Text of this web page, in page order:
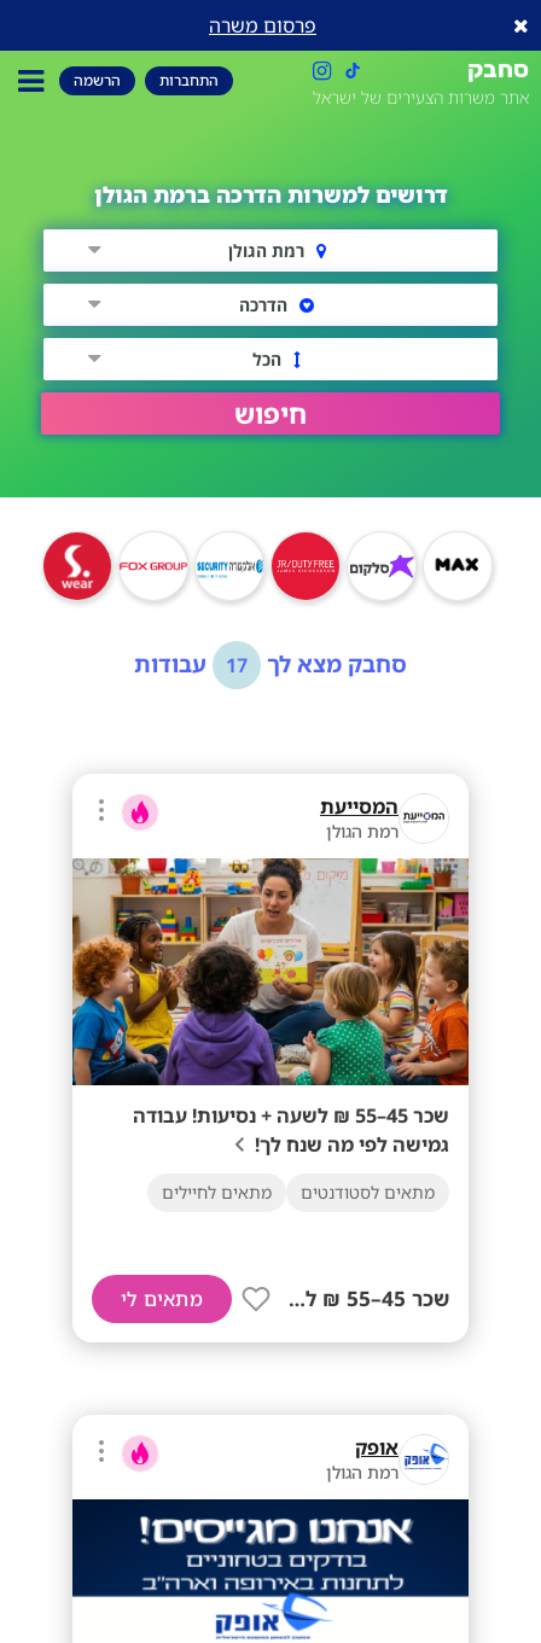
פרסום משרה
סחבק
אתר משרות הצעירים של ישראל
התחברות הרשמה
דרושים למשרות הדרכה ברמת הגולן
רמת הגולן
הדרכה
הכל
חיפוש
סחבק מצא לך 17 עבודות
המסייעת
רמת הגולן
שכר 45–55 ₪ לשעה + נסיעות! עבודה
גמישה לפי מה שנח לך!
מתאים לסטודנטים מתאים לחיילים
שכר 45–55 ₪ לשעה+ נסיעות! מתאים לי
אופק
רמת הגולן